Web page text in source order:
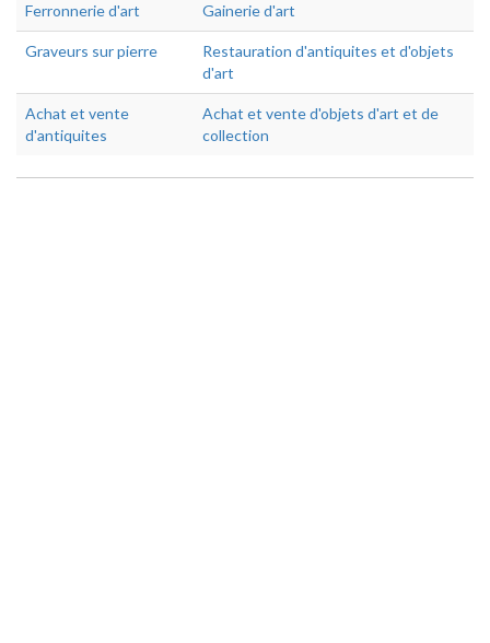
Ferronnerie d'art Gainerie d'art
Graveurs sur pierre
Restauration d'antiquites et d'objets
d'art
Achat et vente
d'antiquites
Achat et vente d'objets d'art et de
collection